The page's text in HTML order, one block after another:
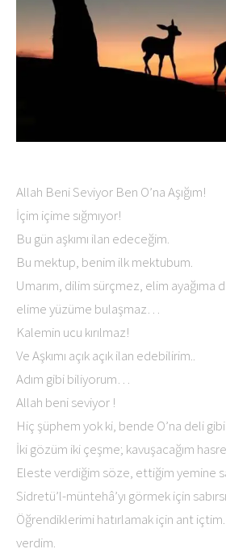
Allah Beni Seviyor Ben O’na Aşığım!
İçim içime sığmıyor!
Bu gün aşkımı ilan edeceğim.
Bu mektup, benim ilk mektubum.
Umarım, dilim sürçmez, elim ayağıma
elime yüzüme bulaşmaz…
Kalemin ucu kırılmaz!
Ve Aşkımı açık açık ilan edebilirim..
Adım gibi biliyorum…
Allah beni seviyor !
Hiç şüphem yok ki, bende O’na deli gibi
İki gözüm iki çeşme; kavuşacağım
Eleste verdiğim söze, ettiğim yemine
Sidretü’l-müntehâ’yı görmek için
Öğrendiklerimi hatırlamak için ant
verdim.